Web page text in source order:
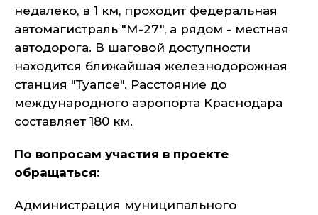
недалеко, в 1 км, проходит федеральная
автомагистраль "М-27", а рядом - местная
автодорога. В шаговой доступности
находится ближайшая железнодорожная
станция "Туапсе". Расстояние до
международного аэропорта Краснодара
составляет 180 км.
По вопросам участия в проекте
обращаться:
Администрация муниципального